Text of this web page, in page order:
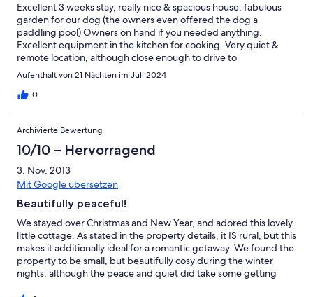
Excellent 3 weeks stay, really nice & spacious house, fabulous
garden for our dog (the owners even offered the dog a
paddling pool) Owners on hand if you needed anything.
Excellent equipment in the kitchen for cooking. Very quiet &
remote location, although close enough to drive to
shops/supermarket. Excellent location for exploring the area.
Aufenthalt von 21 Nächten im Juli 2024
0
Archivierte Bewertung
10/10 – Hervorragend
3. Nov. 2013
Mit Google übersetzen
Beautifully peaceful!
We stayed over Christmas and New Year, and adored this lovely
little cottage. As stated in the property details, it IS rural, but this
makes it additionally ideal for a romantic getaway. We found the
property to be small, but beautifully cosy during the winter
nights, although the peace and quiet did take some getting